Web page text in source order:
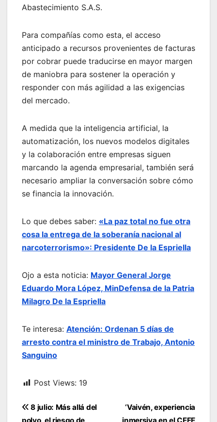
Abastecimiento S.A.S.
Para compañías como esta, el acceso
anticipado a recursos provenientes de facturas
por cobrar puede traducirse en mayor margen
de maniobra para sostener la operación y
responder con más agilidad a las exigencias
del mercado.
A medida que la inteligencia artificial, la
automatización, los nuevos modelos digitales
y la colaboración entre empresas siguen
marcando la agenda empresarial, también será
necesario ampliar la conversación sobre cómo
se financia la innovación.
Lo que debes saber: «La paz total no fue otra
cosa la entrega de la soberanía nacional al
narcoterrorismo»: Presidente De la Espriella
Ojo a esta noticia: Mayor General Jorge
Eduardo Mora López, MinDefensa de la Patria
Milagro De la Espriella
Te interesa: Atención: Ordenan 5 días de
arresto contra el ministro de Trabajo, Antonio
Sanguino
Post Views: 19
Navegación
‘Vaivén, experiencia
8 julio: Más allá del